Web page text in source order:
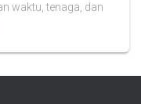
waktu, tenaga, dan